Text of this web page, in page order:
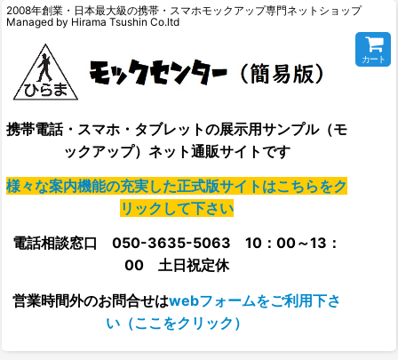
2008年創業・日本最大級の携帯・スマホモックアップ専門ネットショップ
Managed by Hirama Tsushin Co.ltd
携帯電話・スマホ・タブレットの展示用サンプル（モ
ックアップ）ネット通販サイトです
様々な案内機能の充実した正式版サイトはこちらをク
リックして下さい
電話相談窓口 050-3635-5063 10：00～13：
00 土日祝定休
営業時間外のお問合せはwebフォームをご利用下さ
い（ここをクリック）
カート